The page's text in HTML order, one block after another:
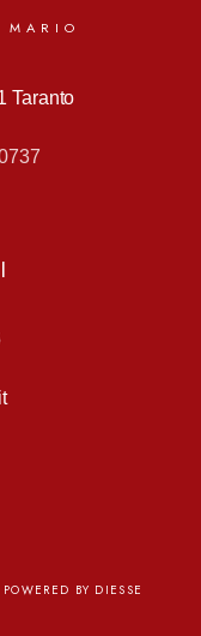
MARIO
Taranto
BY DIESSE